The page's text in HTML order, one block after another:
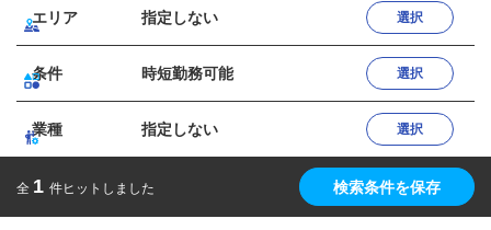
エリア 指定しない 選択
条件 時短勤務可能 選択
業種 指定しない 選択
全 1 件ヒットしました 検索条件を保存